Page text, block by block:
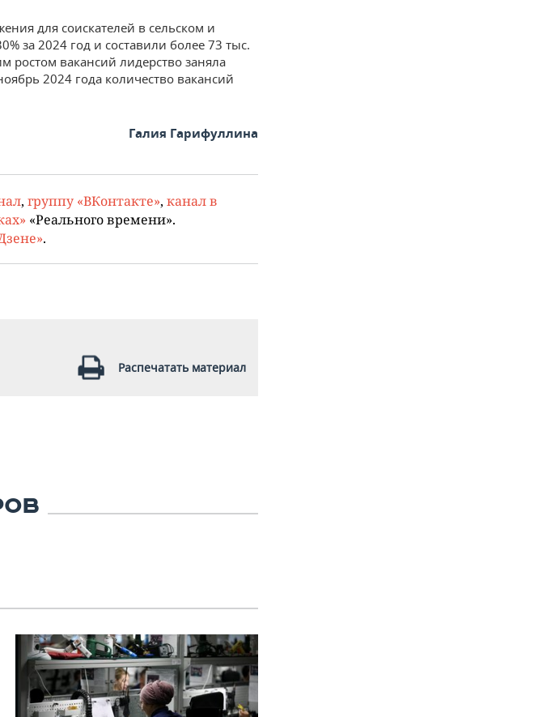
для соискателей в сельском и
за 2024 год и составили более 73 тыс.
ростом вакансий лидерство заняла
2024 года количество вакансий
Галия Гарифуллина
, группу «ВКонтакте», канал в
«Реального времени».
.
Распечатать материал